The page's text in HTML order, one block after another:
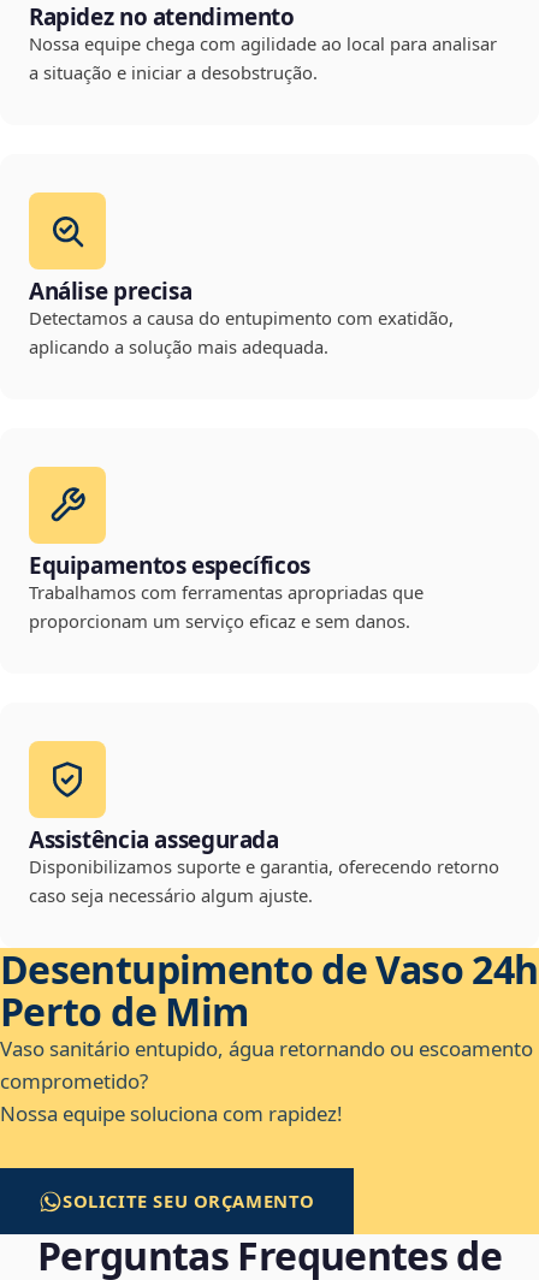
Rapidez no atendimento
Nossa equipe chega com agilidade ao local para analisar
a situação e iniciar a desobstrução.
Análise precisa
Detectamos a causa do entupimento com exatidão,
aplicando a solução mais adequada.
Equipamentos específicos
Trabalhamos com ferramentas apropriadas que
proporcionam um serviço eficaz e sem danos.
Assistência assegurada
Disponibilizamos suporte e garantia, oferecendo retorno
caso seja necessário algum ajuste.
Desentupimento de Vaso 24h
Perto de Mim
Vaso sanitário entupido, água retornando ou escoamento
comprometido?
Nossa equipe soluciona com rapidez!
SOLICITE SEU ORÇAMENTO
Perguntas Frequentes de